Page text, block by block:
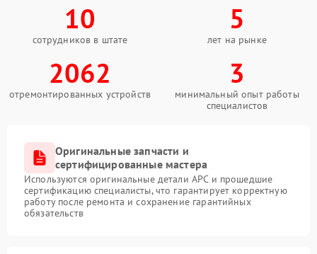
диагностике и устранению неисправностей
аккумуляторных блоков. Специалисты используют
оригинальные компоненты для замены. Это
гарантирует восстановление полной
работоспособности устройства.
Преимущества обращения
Компания FIX-APC обеспечивает высокий уровень
разъяснения по итогам работ. Такой формат
позволяет избежать повторных проблем в будущем.
Сервисный центр APC готов принять ваше
оборудование для тщательного обследования.
10
сотрудников в штате
5
лет на рынке
2062
отремонтированных устройств
3
минимальный опыт работы
специалистов
Оригинальные запчасти и
сертифицированные мастера
Используются оригинальные детали APC и прошедшие
сертификацию специалисты, что гарантирует корректную
работу после ремонта и сохранение гарантийных
обязательств